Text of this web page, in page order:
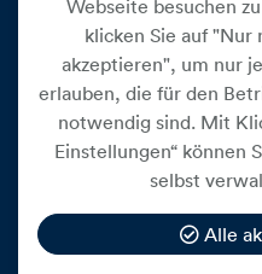
Cookie Einstellungen
Datenschutz
Impressum
Widerrufsbelehrung
Medienfreiheitsgesetz
Barrierefreiheitserklärung
Webseite besuchen
klicken Sie auf "Nur
akzeptieren", um nur
erlauben, die für den
notwendig sind. Mit
Einstellungen“ können
selbst
Alle